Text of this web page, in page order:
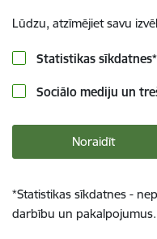
Lūdzu, atzīmējiet savu
Statistikas sīkdatnes*
Sociālo mediju un
Noraidīt
*Statistikas sīkdatnes -
darbību un pakalpojumus.